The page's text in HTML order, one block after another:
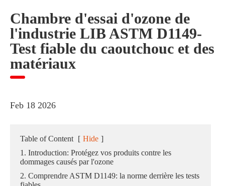
Chambre d'essai d'ozone de
l'industrie LIB ASTM D1149-
Test fiable du caoutchouc et des
matériaux
Feb 18 2026
Table of Content [ Hide ]
1. Introduction: Protégez vos produits contre les
dommages causés par l'ozone
2. Comprendre ASTM D1149: la norme derrière les tests